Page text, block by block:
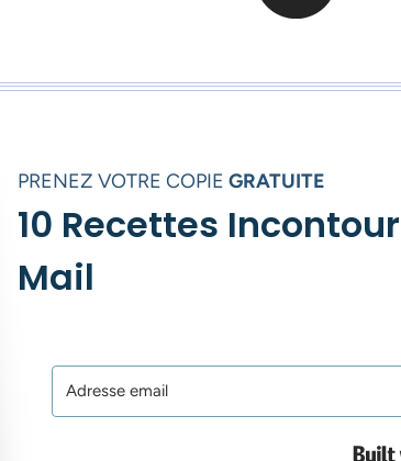
PRENEZ VOTRE COPIE GRATUITE
10 Recettes
Mail